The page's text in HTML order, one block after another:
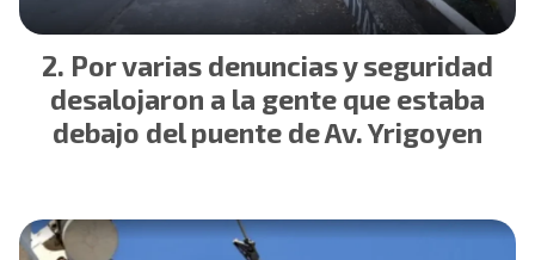
Por varias denuncias y seguridad
desalojaron a la gente que estaba
debajo del puente de Av. Yrigoyen